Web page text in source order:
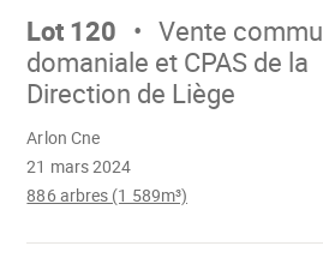
Lot 120
Vente
domaniale et CPAS de la
Direction de Liège
21 mars 2024
Arlon Cne
886 arbres (1 589m³)
Aller